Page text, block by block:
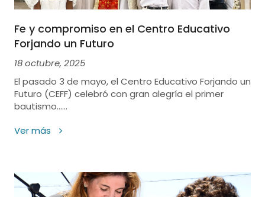
Fe y compromiso en el Centro Educativo
Forjando un Futuro
18 octubre, 2025
El pasado 3 de mayo, el Centro Educativo Forjando un
Futuro (CEFF) celebró con gran alegría el primer
bautismo......
Ver más